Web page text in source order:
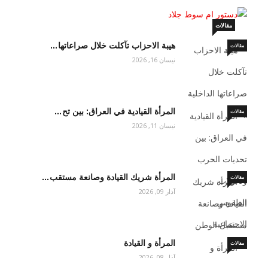
مقالات
هيبة الاحزاب تآكلت خلال صراعاتها… مقالات
نيسان 16, 2026
المرأة القيادية في العراق: بين تح… مقالات
نيسان 11, 2026
المرأة شريك القيادة وصانعة مستقب… مقالات
آذار 09, 2026
المرأة و القيادة مقالات